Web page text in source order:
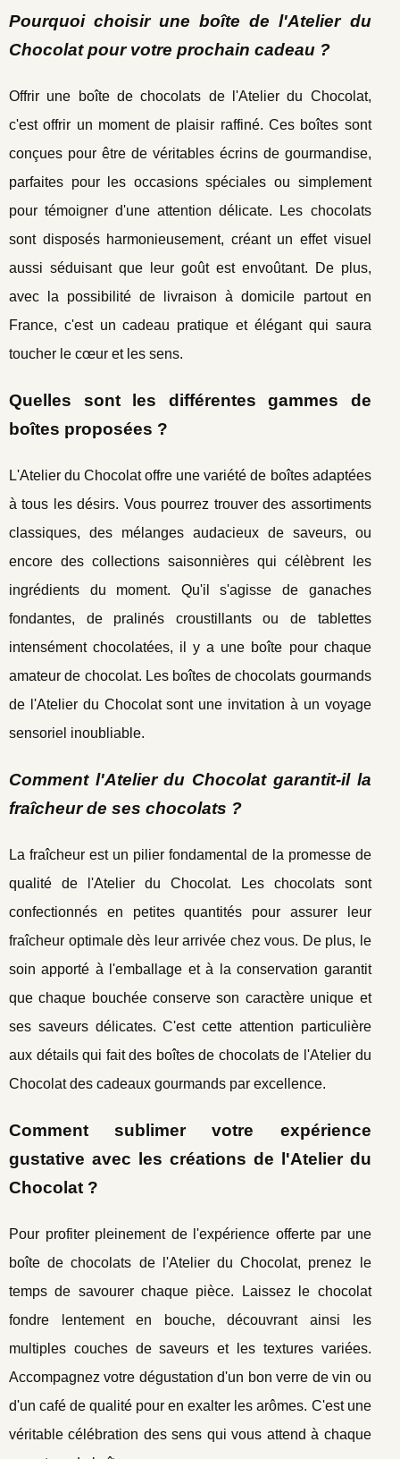
Pourquoi choisir une boîte de l'Atelier du
Chocolat pour votre prochain cadeau ?
Offrir une boîte de chocolats de l'Atelier du Chocolat,
c'est offrir un moment de plaisir raffiné. Ces boîtes sont
conçues pour être de véritables écrins de gourmandise,
parfaites pour les occasions spéciales ou simplement
pour témoigner d'une attention délicate. Les chocolats
sont disposés harmonieusement, créant un effet visuel
aussi séduisant que leur goût est envoûtant. De plus,
avec la possibilité de livraison à domicile partout en
France, c'est un cadeau pratique et élégant qui saura
toucher le cœur et les sens.
Quelles sont les différentes gammes de
boîtes proposées ?
L'Atelier du Chocolat offre une variété de boîtes adaptées
à tous les désirs. Vous pourrez trouver des assortiments
classiques, des mélanges audacieux de saveurs, ou
encore des collections saisonnières qui célèbrent les
ingrédients du moment. Qu'il s'agisse de ganaches
fondantes, de pralinés croustillants ou de tablettes
intensément chocolatées, il y a une boîte pour chaque
amateur de chocolat. Les boîtes de chocolats gourmands
de l'Atelier du Chocolat sont une invitation à un voyage
sensoriel inoubliable.
Comment l'Atelier du Chocolat garantit-il la
fraîcheur de ses chocolats ?
La fraîcheur est un pilier fondamental de la promesse de
qualité de l'Atelier du Chocolat. Les chocolats sont
confectionnés en petites quantités pour assurer leur
fraîcheur optimale dès leur arrivée chez vous. De plus, le
soin apporté à l'emballage et à la conservation garantit
que chaque bouchée conserve son caractère unique et
ses saveurs délicates. C'est cette attention particulière
aux détails qui fait des boîtes de chocolats de l'Atelier du
Chocolat des cadeaux gourmands par excellence.
Comment sublimer votre expérience
gustative avec les créations de l'Atelier du
Chocolat ?
Pour profiter pleinement de l'expérience offerte par une
boîte de chocolats de l'Atelier du Chocolat, prenez le
temps de savourer chaque pièce. Laissez le chocolat
fondre lentement en bouche, découvrant ainsi les
multiples couches de saveurs et les textures variées.
Accompagnez votre dégustation d'un bon verre de vin ou
d'un café de qualité pour en exalter les arômes. C'est une
véritable célébration des sens qui vous attend à chaque